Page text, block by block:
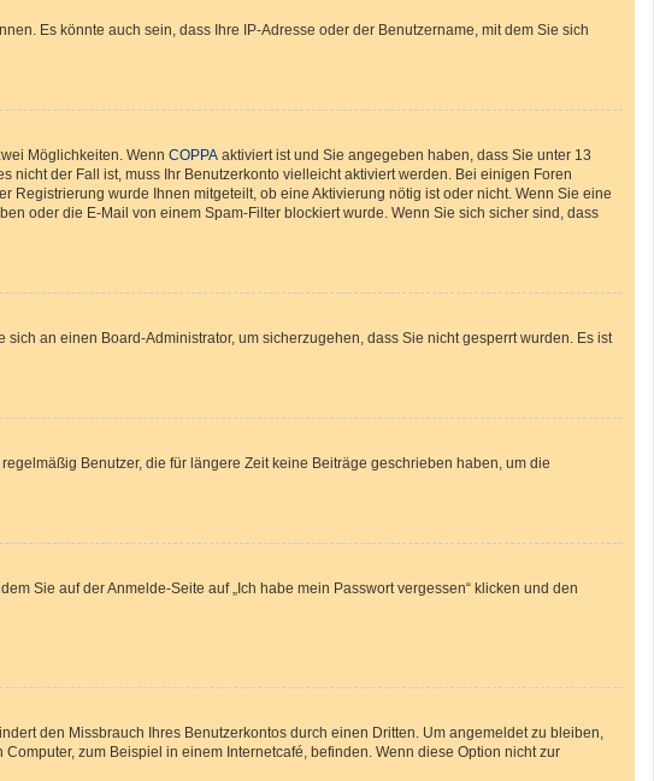
Es könnte auch sein, dass Ihre IP-Adresse oder der Benutzername, mit dem Sie sich
Möglichkeiten. Wenn COPPA aktiviert ist und Sie angegeben haben, dass Sie unter 13
der Fall ist, muss Ihr Benutzerkonto vielleicht aktiviert werden. Bei einigen Foren
wurde Ihnen mitgeteilt, ob eine Aktivierung nötig ist oder nicht. Wenn Sie eine
oder die E-Mail von einem Spam-Filter blockiert wurde. Wenn Sie sich sicher sind, dass
an einen Board-Administrator, um sicherzugehen, dass Sie nicht gesperrt wurden. Es ist
Benutzer, die für längere Zeit keine Beiträge geschrieben haben, um die
Sie auf der Anmelde-Seite auf „Ich habe mein Passwort vergessen“ klicken und den
den Missbrauch Ihres Benutzerkontos durch einen Dritten. Um angemeldet zu bleiben,
zum Beispiel in einem Internetcafé, befinden. Wenn diese Option nicht zur